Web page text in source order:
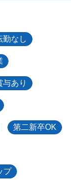
勤なし
与あり
第二新卒OK
プ